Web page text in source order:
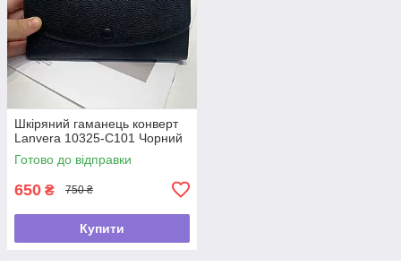
Шкіряний гаманець конверт
Lanvera 10325-С101 Чорний
Готово до відправки
650 ₴ 750 ₴
Купити